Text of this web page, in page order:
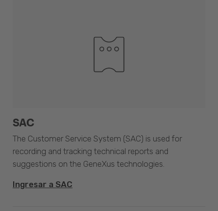
SAC
The Customer Service System (SAC) is used for
recording and tracking technical reports and
suggestions on the GeneXus technologies.
Ingresar a SAC